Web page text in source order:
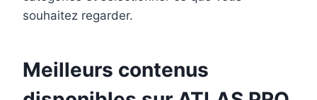
souhaitez regarder.
Meilleurs contenus